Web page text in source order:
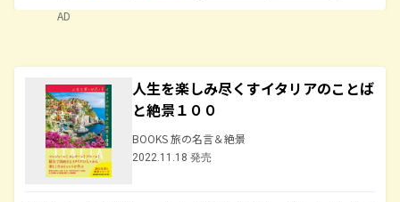
AD
人生を楽しみ尽くすイタリアのことば
と絶景１００
BOOKS 旅の名言＆絶景
2022.11.18 発売